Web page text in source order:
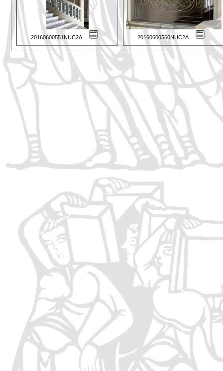
20160600551NUC2A 20160600560NUC2A